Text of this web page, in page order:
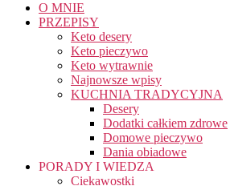
O MNIE
PRZEPISY
Keto desery
Keto pieczywo
Keto wytrawnie
Najnowsze wpisy
KUCHNIA TRADYCYJNA
Desery
Dodatki całkiem zdrowe
Domowe pieczywo
Dania obiadowe
PORADY I WIEDZA
Ciekawostki